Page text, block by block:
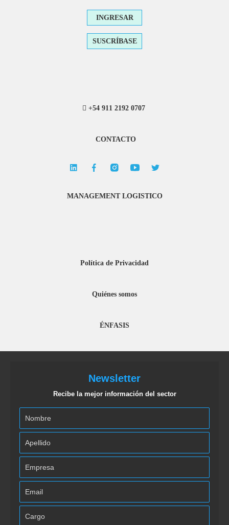
INGRESAR
SUSCRÍBASE
+54 911 2192 0707
CONTACTO
MANAGEMENT LOGISTICO
Política de Privacidad
Quiénes somos
ÉNFASIS
Newsletter
Recibe la mejor información del sector